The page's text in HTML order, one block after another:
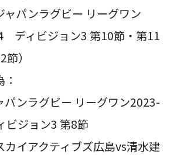
ャパンラグビー リーグワン
ディビジョン3 第10節・第11
）
パンラグビー リーグワン2023-
ジョン3 第8節
カイアクティブズ広島vs清水建